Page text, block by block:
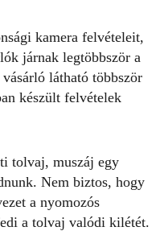
kamera felvételeit,
járnak legtöbbször a
látható többször
készült felvételek
tolvaj, muszáj egy
Nem biztos, hogy
a nyomozós
a tolvaj valódi kilétét.